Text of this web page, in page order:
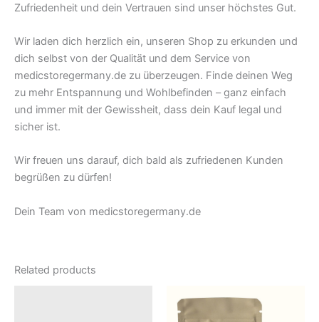
Zufriedenheit und dein Vertrauen sind unser höchstes Gut.
Wir laden dich herzlich ein, unseren Shop zu erkunden und
dich selbst von der Qualität und dem Service von
medicstoregermany.de zu überzeugen. Finde deinen Weg
zu mehr Entspannung und Wohlbefinden – ganz einfach
und immer mit der Gewissheit, dass dein Kauf legal und
sicher ist.
Wir freuen uns darauf, dich bald als zufriedenen Kunden
begrüßen zu dürfen!
Dein Team von medicstoregermany.de
Related products